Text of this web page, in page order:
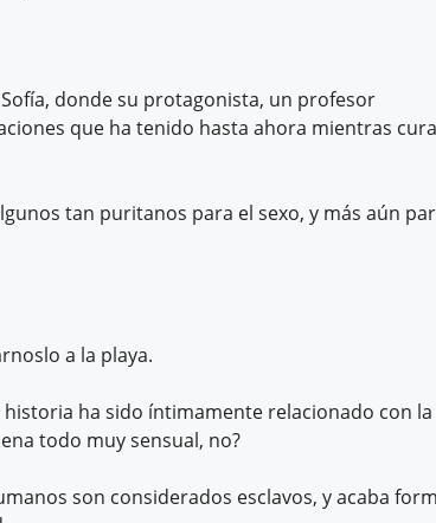
donde su protagonista, un profesor
que ha tenido hasta ahora mientras
tan puritanos para el sexo, y más aún
a la playa.
ha sido íntimamente relacionado con
todo muy sensual, no?
son considerados esclavos, y acaba